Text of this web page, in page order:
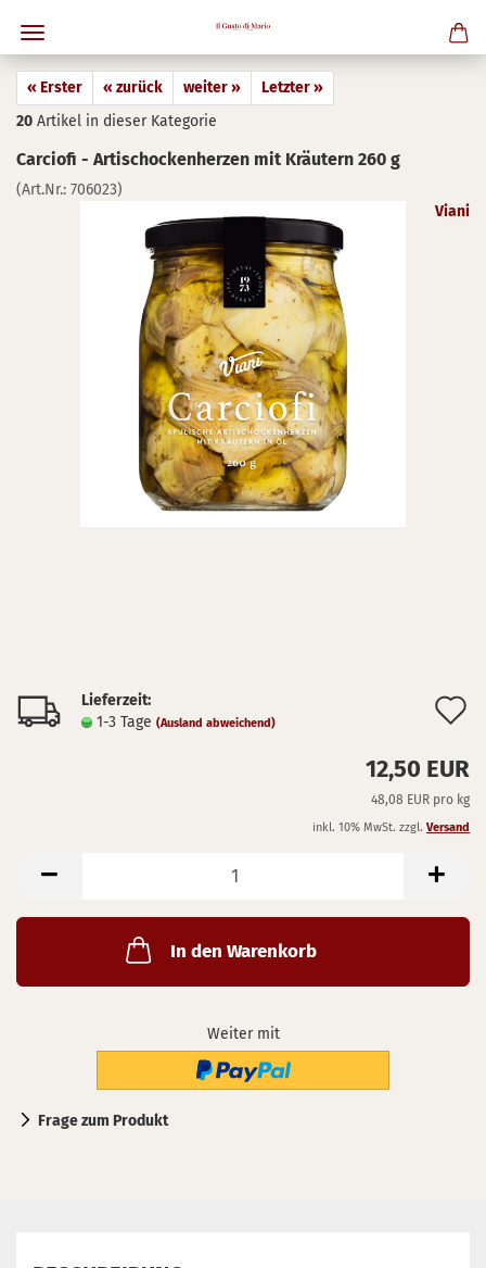
« Erster « zurück weiter »
Letzter »
20 Artikel in dieser Kategorie
Car­cio­fi - Ar­ti­scho­cken­her­zen mit Kräu­tern 260 g
(Art.Nr.: 706023)
Viani
Lieferzeit:
1-3 Tage (Ausland abweichend)
12,50 EUR
48,08 EUR pro kg
inkl. 10% MwSt. zzgl. Versand
In den Warenkorb
Weiter mit
Frage zum Produkt